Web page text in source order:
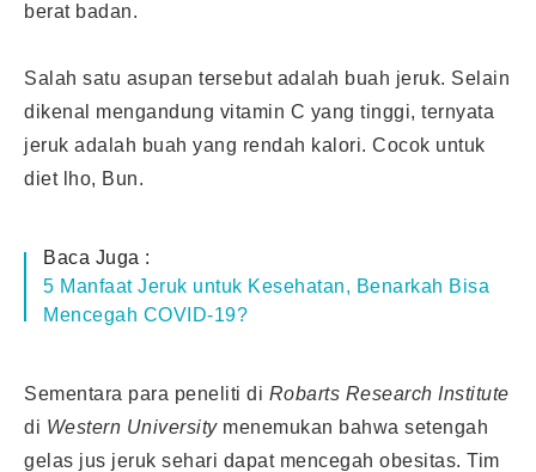
berat badan.
Salah satu asupan tersebut adalah buah jeruk. Selain
dikenal mengandung vitamin C yang tinggi, ternyata
jeruk adalah buah yang rendah kalori. Cocok untuk
diet lho, Bun.
Baca Juga :
5 Manfaat Jeruk untuk Kesehatan, Benarkah Bisa
Mencegah COVID-19?
Sementara para peneliti di Robarts Research Institute
di Western Universitymenemukan bahwa setengah
gelas jus jeruk sehari dapat mencegah obesitas. Tim